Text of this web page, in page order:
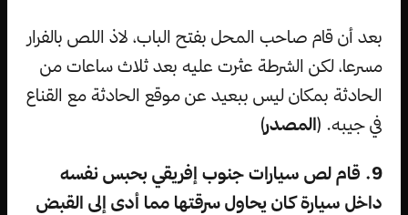
بعد أن قام صاحب المحل بفتح الباب، لاذ اللص بالفرار
مسرعا، لكن الشرطة عثرت عليه بعد ثلاث ساعات من
الحادثة بمكان ليس ببعيد عن موقع الحادثة مع القناع
في جيبه. (المصدر)
9. قام لص سيارات جنوب إفريقي بحبس نفسه
داخل سيارة كان يحاول سرقتها مما أدى إلى القبض